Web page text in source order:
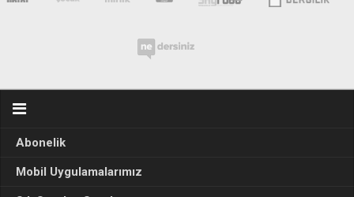
Abonelik
Mobil Uygulamalarımız